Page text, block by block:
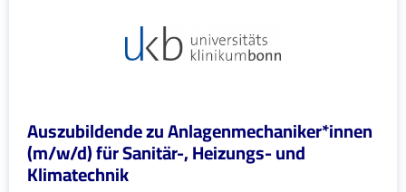
Auszubildende zu Anlagenmechaniker*innen
(m/w/d) für Sanitär-, Heizungs- und
Klimatechnik